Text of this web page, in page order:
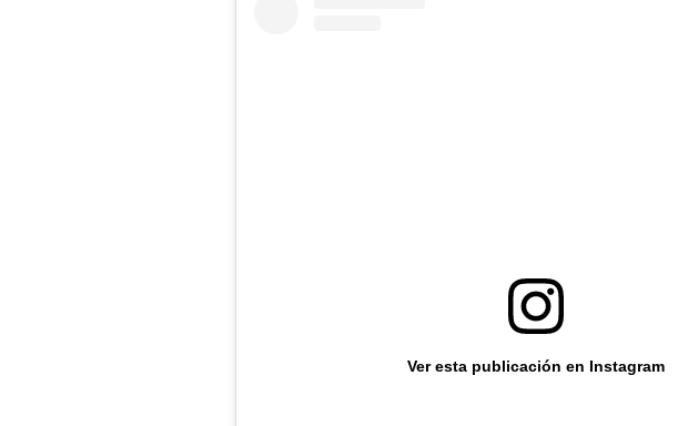
Ver esta publicación en Instagram